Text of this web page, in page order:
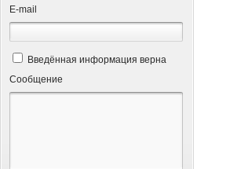
Е-mail
Введённая информация верна
Сообщение